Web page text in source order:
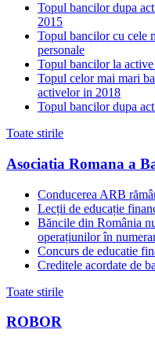
Topul bancilor dupa
2015
Topul bancilor cu cele
personale
Topul bancilor la
Topul celor mai mari
activelor in 2018
Topul bancilor dupa
Toate stirile
Asociatia Romana a
Conducerea ARB
Lecții de educație
Băncile din România
operațiunilor în
Concurs de educatie
Creditele acordate de
Toate stirile
ROBOR